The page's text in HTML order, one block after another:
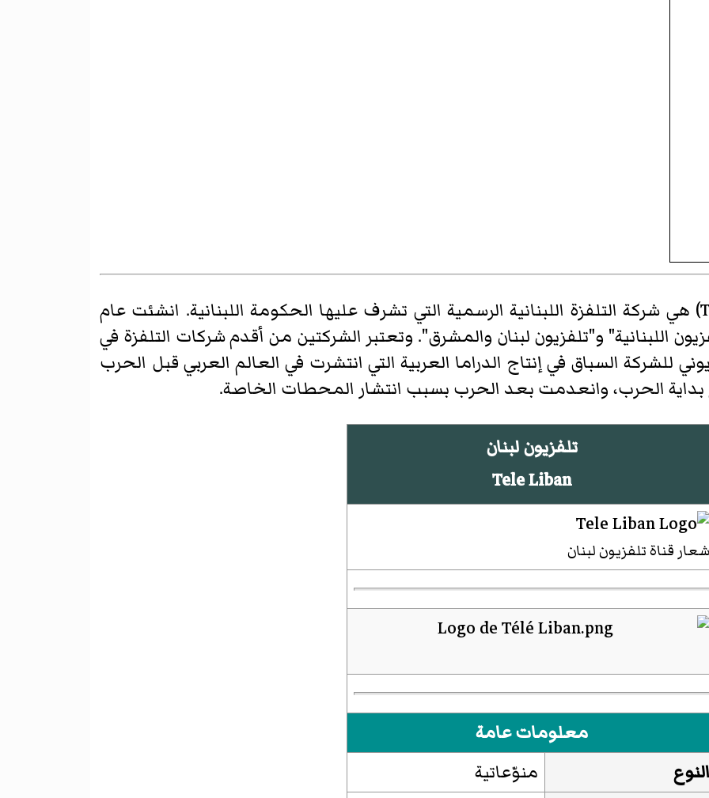
)‏ هي شركة التلفزة اللبنانية الرسمية التي تشرف عليها الحكومة اللبنانية. انشئت عام
اللبنانية" و"تلفزيون لبنان والمشرق". وتعتبر الشركتين من أقدم شركات التلفزة في
للشركة السباق في إنتاج الدراما العربية التي انتشرت في العالم العربي قبل الحرب
بداية الحرب، وانعدمت بعد الحرب بسبب انتشار المحطات الخاصة.
تلفزيون لبنان
Tele Liban
شعار قناة تلفزيون لبنان
معلومات عامة
النوع
منوّعاتية